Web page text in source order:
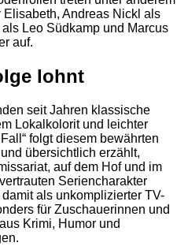
Andreas Nickl als
Leo Südkamp und Marcus
auf.
lohnt
seit Jahren klassische
Lokalkolorit und leichter
folgt diesem bewährten
übersichtlich erzählt,
auf dem Hof und im
Seriencharakter
als unkomplizierter TV-
für Zuschauerinnen und
Krimi, Humor und